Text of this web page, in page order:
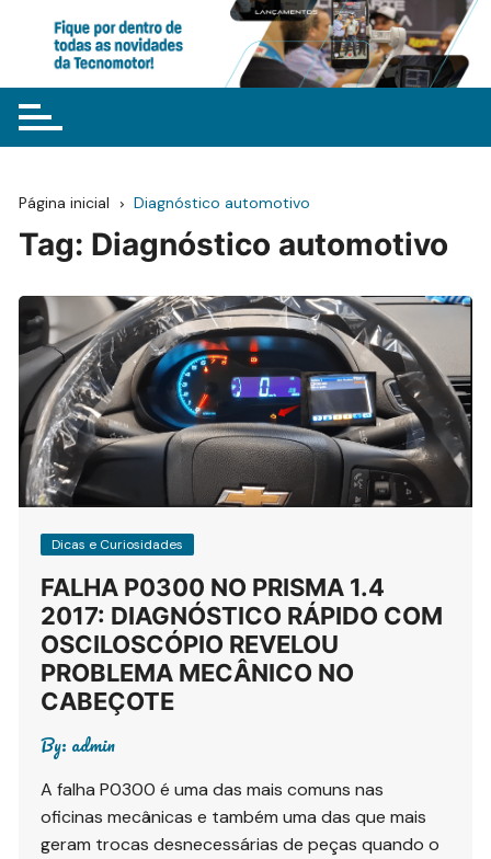
conteúdo
Página inicial Diagnóstico automotivo
Tag: Diagnóstico automotivo
Dicas e Curiosidades
FALHA P0300 NO PRISMA 1.4
2017: DIAGNÓSTICO RÁPIDO COM
OSCILOSCÓPIO REVELOU
PROBLEMA MECÂNICO NO
CABEÇOTE
By: admin
A falha P0300 é uma das mais comuns nas
oficinas mecânicas e também uma das que mais
geram trocas desnecessárias de peças quando o